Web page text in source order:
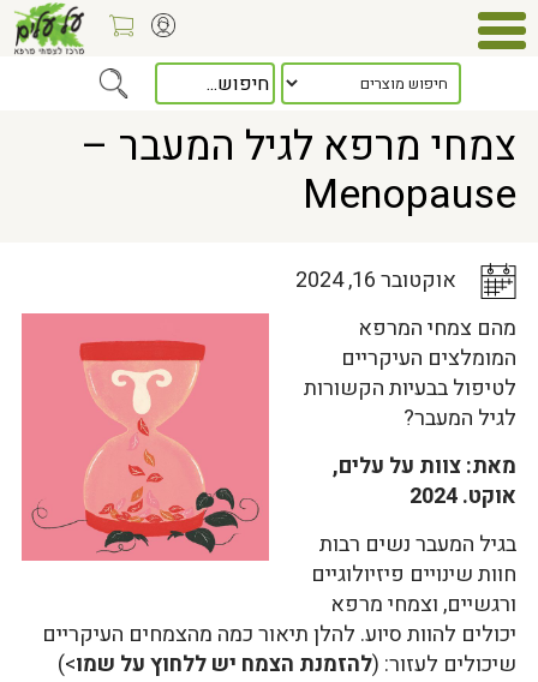
כלל המאמרים> צמחי מרפא לגיל המעבר – Menopause
צמחי מרפא לגיל המעבר –
Menopause
אוקטובר 16, 2024
מהם צמחי המרפא
המומלצים העיקריים
לטיפול בבעיות הקשורות
לגיל המעבר?
מאת: צוות על עלים,
אוקט. 2024
בגיל המעבר נשים רבות
חוות שינויים פיזיולוגיים
ורגשיים, וצמחי מרפא
יכולים להוות סיוע. להלן תיאור כמה מהצמחים העיקריים
שיכולים לעזור: (להזמנת הצמח יש ללחוץ על שמו>)